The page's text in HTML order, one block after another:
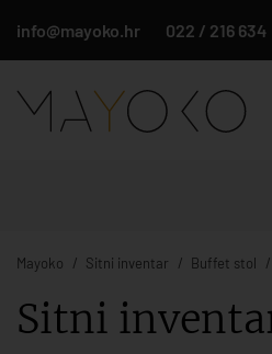
info@mayoko.hr 022 / 216 634
Mayoko Sitni inventar Buffet stol
Sitni